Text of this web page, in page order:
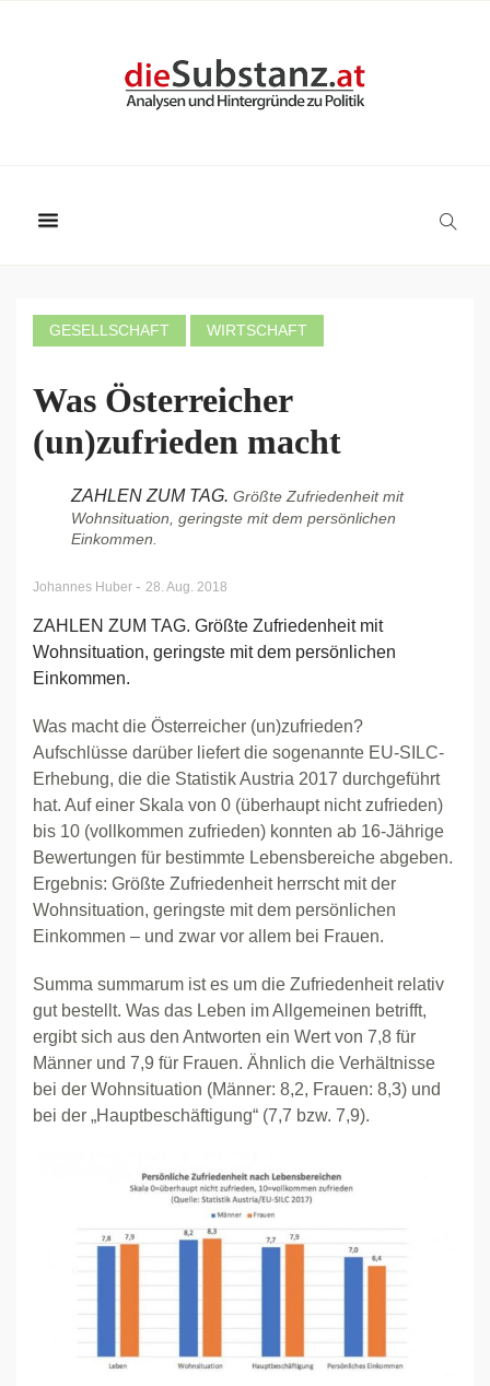
GESELLSCHAFT WIRTSCHAFT
Was Österreicher
(un)zufrieden macht
ZAHLEN ZUM TAG. Größte Zufriedenheit mit
Wohnsituation, geringste mit dem persönlichen
Einkommen.
Johannes Huber - 28. Aug. 2018
ZAHLEN ZUM TAG. Größte Zufriedenheit mit
Wohnsituation, geringste mit dem persönlichen
Einkommen.
Was macht die Österreicher (un)zufrieden?
Aufschlüsse darüber liefert die sogenannte EU-SILC-
Erhebung, die die Statistik Austria 2017 durchgeführt
hat. Auf einer Skala von 0 (überhaupt nicht zufrieden)
bis 10 (vollkommen zufrieden) konnten ab 16-Jährige
Bewertungen für bestimmte Lebensbereiche abgeben.
Ergebnis: Größte Zufriedenheit herrscht mit der
Wohnsituation, geringste mit dem persönlichen
Einkommen – und zwar vor allem bei Frauen.
Summa summarum ist es um die Zufriedenheit relativ
gut bestellt. Was das Leben im Allgemeinen betrifft,
ergibt sich aus den Antworten ein Wert von 7,8 für
Männer und 7,9 für Frauen. Ähnlich die Verhältnisse
bei der Wohnsituation (Männer: 8,2, Frauen: 8,3) und
bei der „Hauptbeschäftigung“ (7,7 bzw. 7,9).